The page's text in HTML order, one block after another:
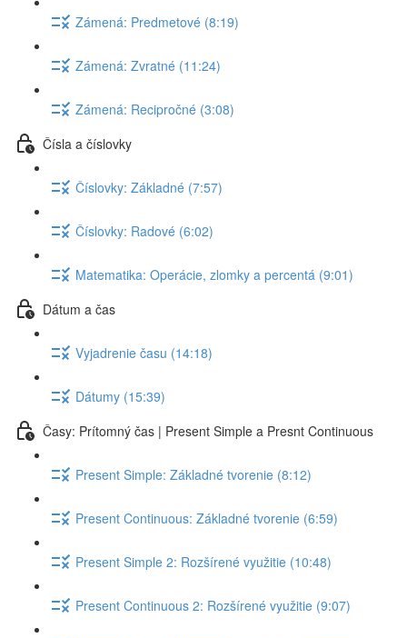
Zámená: Predmetové (8:19)
Zámená: Zvratné (11:24)
Zámená: Recipročné (3:08)
Čísla a číslovky
Číslovky: Základné (7:57)
Číslovky: Radové (6:02)
Matematika: Operácie, zlomky a percentá (9:01)
Dátum a čas
Vyjadrenie času (14:18)
Dátumy (15:39)
Časy: Prítomný čas | Present Simple a Presnt Continuous
Present Simple: Základné tvorenie (8:12)
Present Continuous: Základné tvorenie (6:59)
Present Simple 2: Rozšírené využitie (10:48)
Present Continuous 2: Rozšírené využitie (9:07)